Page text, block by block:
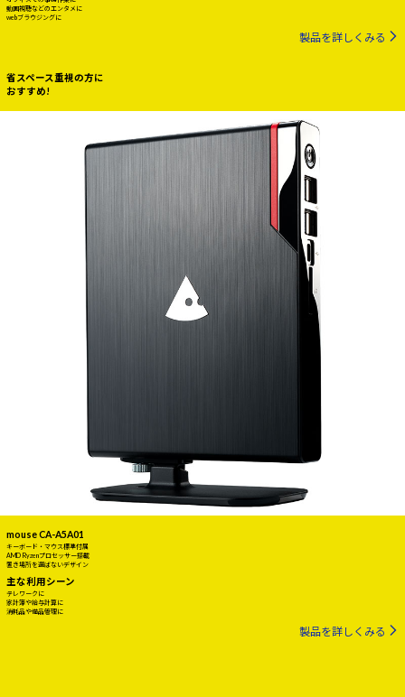
動画視聴などのエンタメに
webブラウジングに
製品を詳しくみる
省スペース重視の方に
おすすめ!
mouse CA-A5A01
キーボード・マウス標準付属
AMD Ryzenプロセッサー搭載
置き場所を選ばないデザイン
主な利用シーン
テレワークに
家計簿や給与計算に
消耗品や備品管理に
製品を詳しくみる